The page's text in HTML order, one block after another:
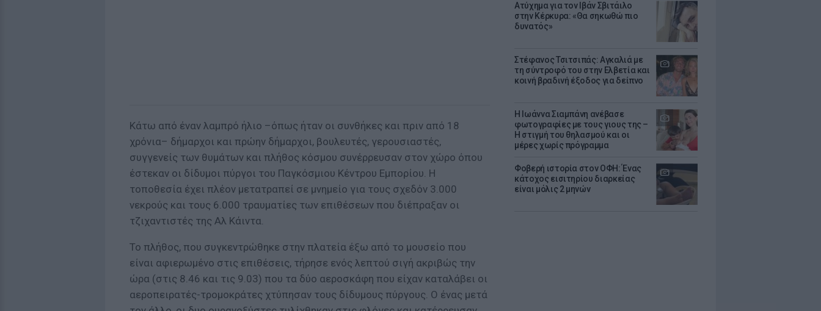
Ατύχημα για τον Ιβάν Σβιτάιλο
στην Κέρκυρα: «Θα σηκωθώ πιο
δυνατός»
Στέφανος Τσιτσιπάς: Αγκαλιά με
τη σύντροφό του στην Ελβετία και
κοινή βραδινή έξοδος για δείπνο
H Ιωάννα Σιαμπάνη ανέβασε
φωτογραφίες με τους γιους της –
Η στιγμή του θηλασμού και οι
μέρες χωρίς πρόγραμμα
Φοβερή ιστορία στον ΟΦΗ: Ένας
κάτοχος εισιτηρίου διαρκείας
είναι μόλις 2 μηνών
Κάτω από έναν λαμπρό ήλιο –όπως ήταν οι συνθήκες και πριν από 18
χρόνια– δήμαρχοι και πρώην δήμαρχοι, βουλευτές, γερουσιαστές,
συγγενείς των θυμάτων και πλήθος κόσμου συνέρρευσαν στον χώρο όπου
έστεκαν οι δίδυμοι πύργοι του Παγκόσμιου Κέντρου Εμπορίου. Η
τοποθεσία έχει πλέον μετατραπεί σε μνημείο για τους σχεδόν 3.000
νεκρούς και τους 6.000 τραυματίες των επιθέσεων που διέπραξαν οι
τζιχαντιστές της Αλ Κάιντα.
Το πλήθος, που συγκεντρώθηκε στην πλατεία έξω από το μουσείο που
είναι αφιερωμένο στις επιθέσεις, τήρησε ενός λεπτού σιγή ακριβώς την
ώρα (στις 8.46 και τις 9.03) που τα δύο αεροσκάφη που είχαν καταλάβει οι
αεροπειρατές-τρομοκράτες χτύπησαν τους δίδυμους πύργους. Ο ένας μετά